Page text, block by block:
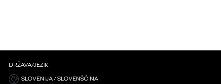
DRŽAVA/JEZIK
SLOVENIJA / SLOVENŠČINA